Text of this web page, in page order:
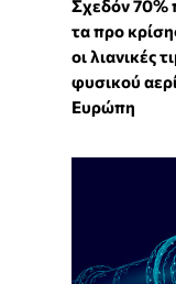
Σχεδόν 70%
τα προ
οι λιανικές
φυσικού
Ευρώπη